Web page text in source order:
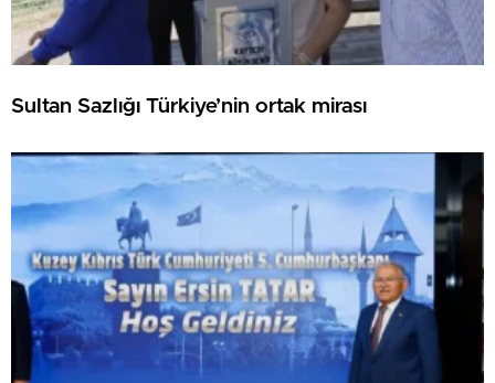
Sultan Sazlığı Türkiye’nin ortak mirası